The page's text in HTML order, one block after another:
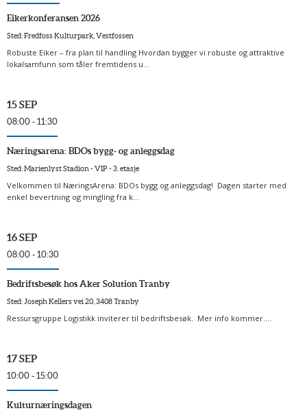
Eikerkonferansen 2026
Sted: Fredfoss Kulturpark, Vestfossen
Robuste Eiker – fra plan til handling Hvordan bygger vi robuste og attraktive
lokalsamfunn som tåler fremtidens u...
15 SEP
08:00 - 11:30
Næringsarena: BDOs bygg- og anleggsdag
Sted: Marienlyst Stadion - VIP - 3. etasje
Velkommen til NæringsArena: BDOs bygg og anleggsdag! Dagen starter med
enkel bevertning og mingling fra k...
16 SEP
08:00 - 10:30
Bedriftsbesøk hos Aker Solution Tranby
Sted: Joseph Kellers vei 20, 3408 Tranby
Ressursgruppe Logistikk inviterer til bedriftsbesøk. Mer info kommer....
17 SEP
10:00 - 15:00
Kulturnæringsdagen